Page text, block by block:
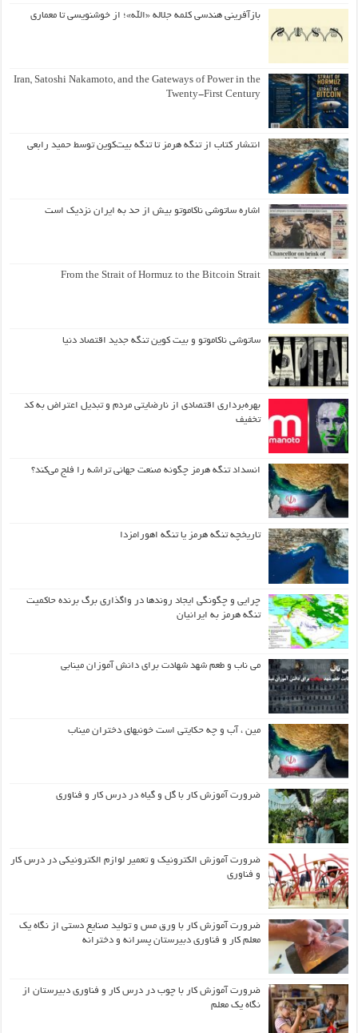
بازآفرینی هندسی کلمه جلاله «الله»؛ از خوشنویسی تا معماری
Iran, Satoshi Nakamoto, and the Gateways of Power in the
Twenty-First Century
انتشار کتاب از تنگه هرمز تا تنگه بیت‌کوین توسط حمید رابعی
اشاره ساتوشی ناکاموتو بیش از حد به ایران نزدیک است
From the Strait of Hormuz to the Bitcoin Strait
ساتوشی ناکاموتو و بیت کوین تنگه جدید اقتصاد دنیا
بهره‌برداری اقتصادی از نارضایتی مردم و تبدیل اعتراض به کد
تخفیف
انسداد تنگه هرمز چگونه صنعت جهانی تراشه را فلج می‌کند؟
تاریخچه تنگه هرمز یا تنگه اهورامزدا
چرایی و چگونگی ایجاد روندها در واگذاری برگ برنده حاکمیت
تنگه هرمز به ایرانیان
می ناب و طعم شهد شهادت برای دانش آموزان مینابی
مین ، آب و چه حکایتی است خونبهای دختران میناب
ضرورت آموزش کار با گل و گیاه در درس کار و فناوری
ضرورت آموزش الکترونیک و تعمیر لوازم الکترونیکی در درس کار
و فناوری
ضرورت آموزش کار با ورق مس و تولید صنایع دستی از نگاه یک
معلم کار و فناوری دبیرستان پسرانه و دخترانه
ضرورت آموزش کار با چوب در درس کار و فناوری دبیرستان از
نگاه یک معلم